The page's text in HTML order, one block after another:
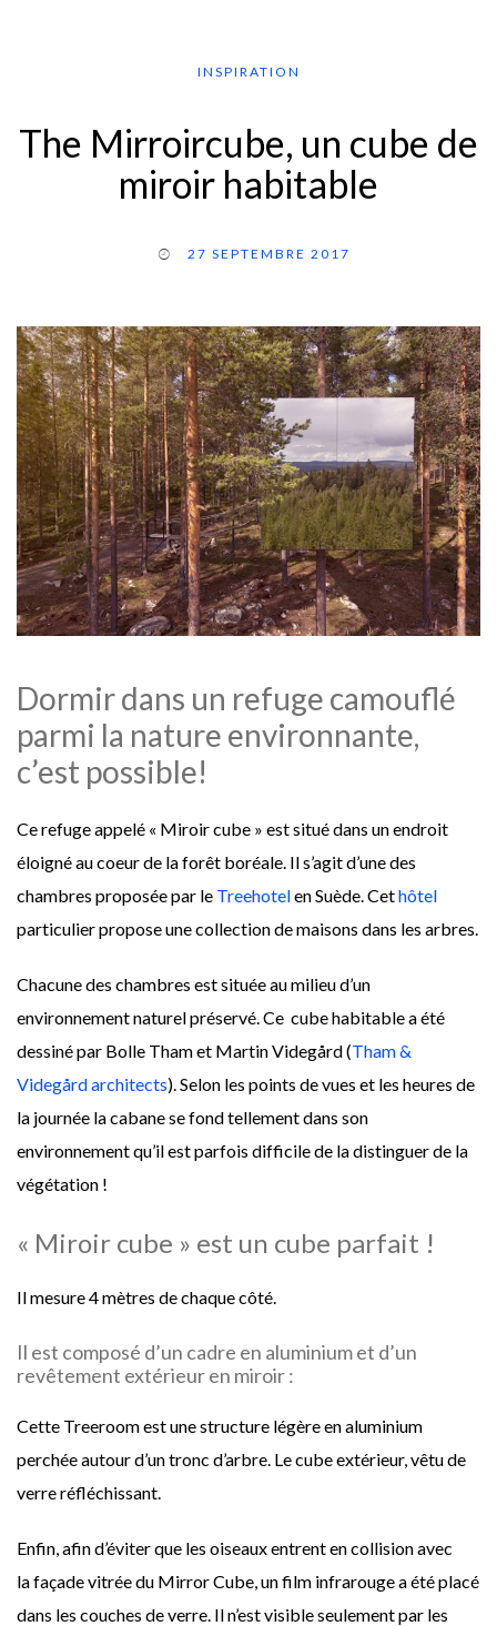
INSPIRATION
The Mirroircube, un cube de
miroir habitable
27 SEPTEMBRE 2017
Dormir dans un refuge camouflé
parmi la nature environnante,
c’est possible!
Ce refuge appelé « Miroir cube » est situé dans un endroit
éloigné au coeur de la forêt boréale. Il s’agit d’une des
chambres proposée par le Treehotelen Suède. Cethôtel
particulier propose une collection de maisons dans les arbres.
Chacune des chambres est située au milieu d’un
environnement naturel préservé. Ce cube habitable a été
dessiné par Bolle Tham et Martin Videgård (Tham &
Videgård architects). Selon les points de vues et les heures de
la journée la cabane se fond tellement dans son
environnement qu’il est parfois difficile de la distinguer de la
végétation !
« Miroir cube » est un cube parfait !
Il mesure 4 mètres de chaque côté.
Il est composé d’un cadre en aluminium et d’un
revêtement extérieur en miroir :
Cette Treeroom est une structure légère en aluminium
perchée autour d’un tronc d’arbre. Le cube extérieur, vêtu de
verre réfléchissant.
Enfin, afin d’éviter que les oiseaux entrent en collision avec
la façade vitrée du Mirror Cube, un film infrarouge a été placé
dans les couches de verre. Il n’est visible seulement par les